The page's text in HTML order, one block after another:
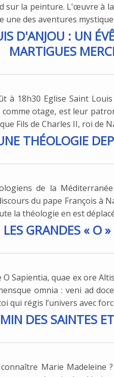
sur la peinture. L'œuvre à
une des aventures
D'ANJOU : UN
MARTIGUES
à 18h30 Eglise Saint
otage, est leur
Fils de Charles II, roi de
THÉOLOGIE
de la
du pape François à
la théologie en est
LES GRANDES « O
O Sapientia, quae ex ore
omnia : veni ad
qui régis l’univers avec
DES SAINTES
Marie Madeleine